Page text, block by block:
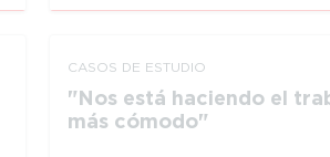
CASOS DE ESTUDIO
Nos está haciendo el
más cómodo